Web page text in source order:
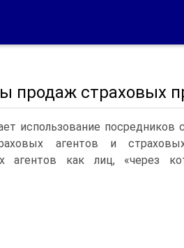
продаж страховых
использование посредников
агентов и
агентов как лиц, «через